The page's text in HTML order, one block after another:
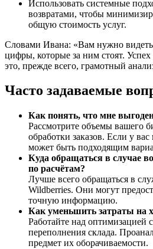
Использовать системные
возвратами, чтобы
общую стоимость услуг.
Словами Ивана: «Вам нужно видеть
цифры, которые за ним стоят.
это, прежде всего, грамотный
Часто задаваемые
Как понять, что мне
Рассмотрите объемы вашего
обработки заказов. Если у
может быть подходящим
Куда обращаться в случае
по расчётам?
Лучше всего обращаться в
Wildberries. Они могут
точную информацию.
Как уменьшить затраты на
Работайте над оптимизацией
переполнения склада.
предмет их оборачиваемости.